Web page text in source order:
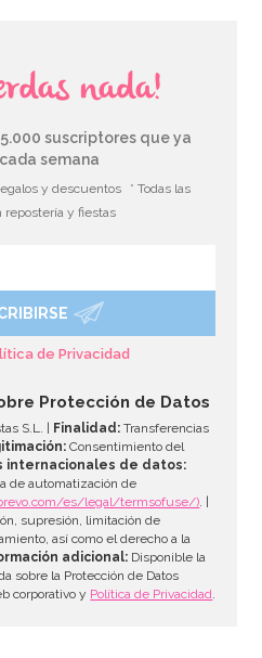
nada!
suscriptores que ya
semana
y descuentos
* Todas las
repostería y fiestas
de Privacidad
Protección de Datos
S.L. | Finalidad: Transferencias
Consentimiento del
internacionales de datos:
de automatización de
es/legal/termsofuse/). |
supresión, limitación de
así como el derecho a la
adicional: Disponible la
sobre la Protección de Datos
corporativo y Política de Privacidad.